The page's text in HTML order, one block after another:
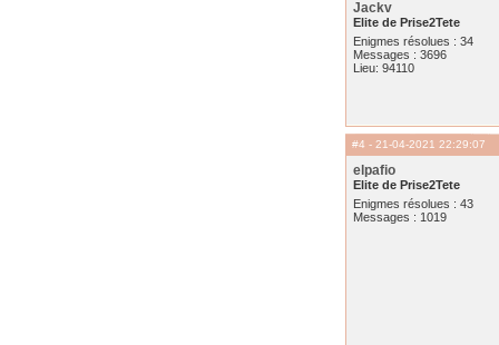
Jackv
Elite de Prise2Tete
Enigmes résolues : 34
Messages : 3696
Lieu: 94110
#4 - 21-04-2021 22:29:07
elpafio
Elite de Prise2Tete
Enigmes résolues : 43
Messages : 1019